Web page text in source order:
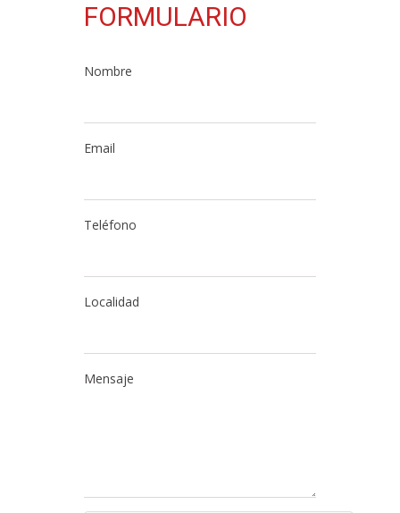
FORMULARIO
Nombre
Email
Teléfono
Localidad
Mensaje